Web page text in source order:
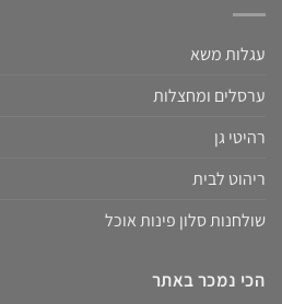
עגלות משא
ערסלים ומחצלות
רהיטי גן
ריהוט לבית
שולחנות סלון פינות אוכל
הכי נמכר באתר